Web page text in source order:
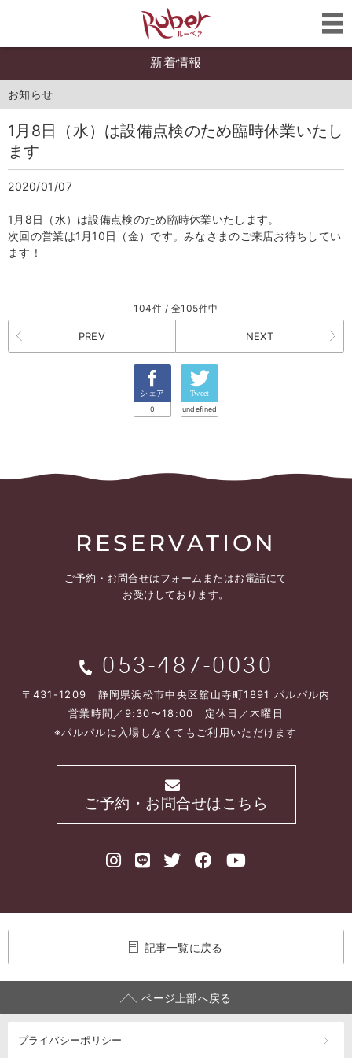
新着情報
お知らせ
1月8日（水）は設備点検のため臨時休業いたし
ます
2020/01/07
1月8日（水）は設備点検のため臨時休業いたします。
次回の営業は1月10日（金）です。みなさまのご来店お待ちしてい
ます！
104件 / 全105件中
PREV NEXT
シェア
0
Tweet
undefined
RESERVATION
ご予約・お問合せはフォームまたはお電話にて
お受けしております。
053-487-0030
〒431-1209 静岡県浜松市中央区舘山寺町1891 パルパル内
営業時間／9:30〜18:00 定休日／木曜日
※パルパルに入場しなくてもご利用いただけます
ご予約・お問合せはこちら
記事一覧に戻る
ページ上部へ戻る
プライバシーポリシー